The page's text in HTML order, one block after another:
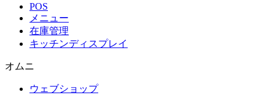
POS
メニュー
在庫管理
キッチンディスプレイ
オムニ
ウェブショップ